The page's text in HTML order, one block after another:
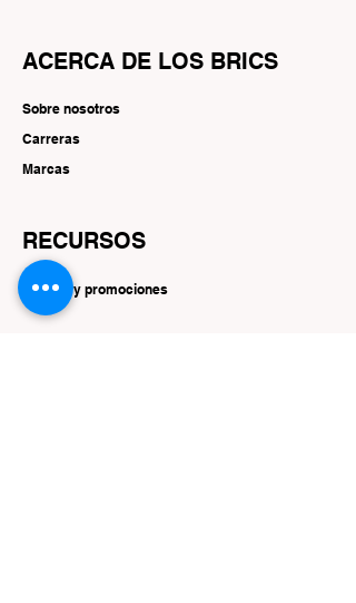
ACERCA DE LOS BRICS
Sobre nosotros
Carreras
Marcas
RECURSOS
Ofertas y promociones